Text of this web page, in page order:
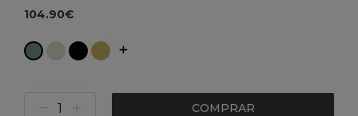
104.90€
COMPRAR